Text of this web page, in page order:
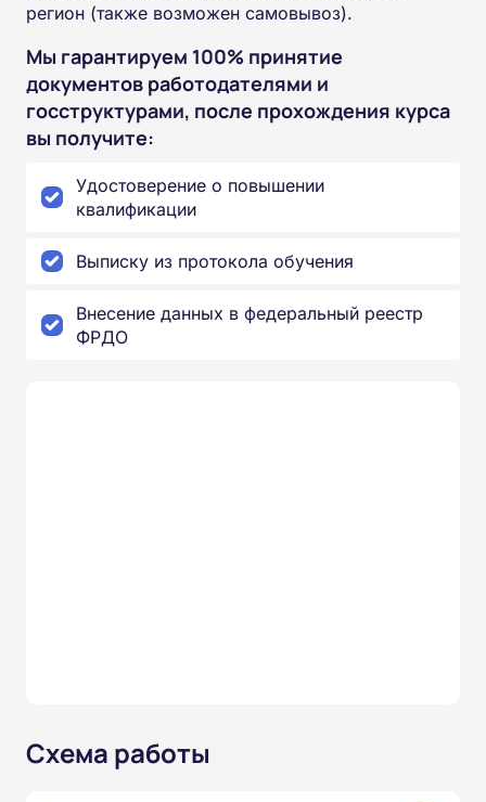
регион (также возможен самовывоз).
Мы гарантируем 100% принятие
документов работодателями и
госструктурами, после прохождения курса
вы получите:
Удостоверение о повышении
квалификации
Выписку из протокола обучения
Внесение данных в федеральный реестр
ФРДО
Схема работы